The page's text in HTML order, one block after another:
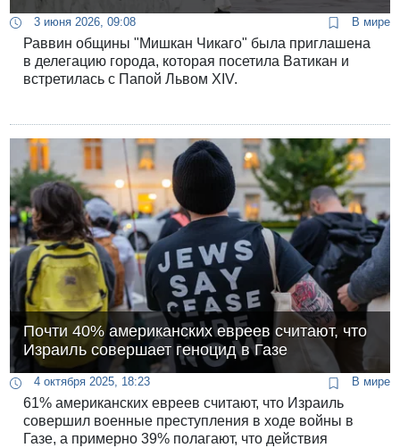
3 июня 2026, 09:08 В мире
Раввин общины "Мишкан Чикаго" была приглашена
в делегацию города, которая посетила Ватикан и
встретилась с Папой Львом XIV.
Почти 40% американских евреев считают, что
Израиль совершает геноцид в Газе
4 октября 2025, 18:23 В мире
61% американских евреев считают, что Израиль
совершил военные преступления в ходе войны в
Газе, а примерно 39% полагают, что действия